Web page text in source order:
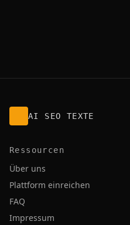
AI SEO TEXTE
Ressourcen
Über uns
Plattform einreichen
FAQ
Impressum